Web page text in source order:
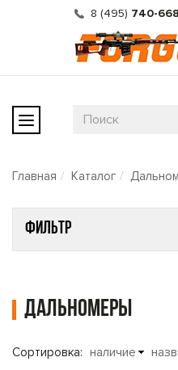
8 (495) 740-
Главная Каталог
Дальномеры
Сортировка: наличие
Фильтр